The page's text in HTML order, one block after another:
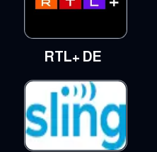
RTL+ DE